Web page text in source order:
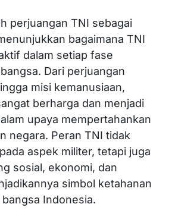
perjuangan TNI sebagai
bagaimana TNI
dalam setiap fase
Dari perjuangan
misi kemanusiaan,
berharga dan menjadi
upaya mempertahankan
negara. Peran TNI tidak
aspek militer, tetapi juga
sosial, ekonomi, dan
simbol ketahanan
Indonesia.